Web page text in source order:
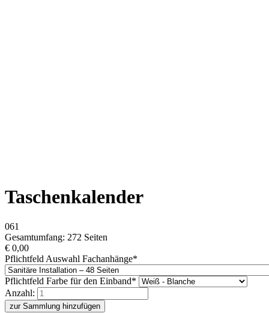
Taschenkalender
061
Gesamtumfang: 272 Seiten
€ 0,00
Pflichtfeld Auswahl Fachanhänge*
Pflichtfeld Farbe für den Einband*
Anzahl:
zur Sammlung hinzufügen